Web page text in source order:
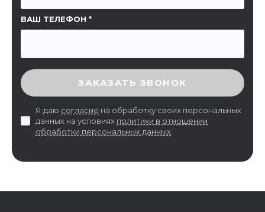
ВАШ ТЕЛЕФОН
ВВЕДИТЕ ПРОВЕРОЧНЫЙ КОД
ЗАКАЗАТЬ ЗВОНОК
Я даю согласие на обработку своих персональных
данных на условиях политики в отношении
обработки персональных данных